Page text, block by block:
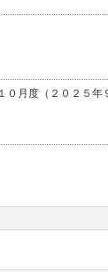
月度（２０２５